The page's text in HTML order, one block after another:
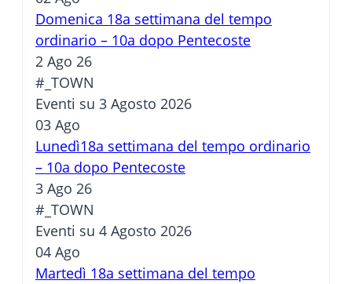
Domenica 18a settimana del tempo
ordinario – 10a dopo Pentecoste
2 Ago 26
#_TOWN
Eventi su 3 Agosto 2026
03 Ago
Lunedì18a settimana del tempo ordinario
– 10a dopo Pentecoste
3 Ago 26
#_TOWN
Eventi su 4 Agosto 2026
04 Ago
Martedì 18a settimana del tempo